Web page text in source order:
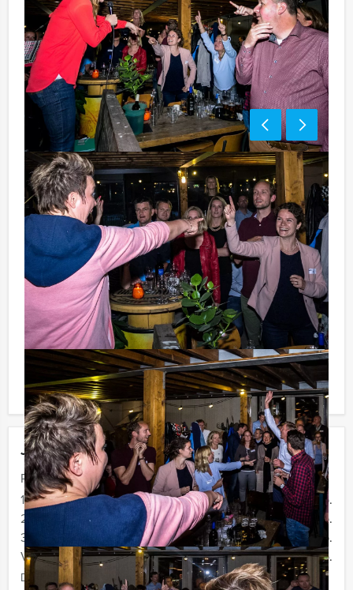
Jouw uitje
Prijs :
12 - 19 personen
€ 62,50 p.p.
20 - 29 personen
€ 59,50 p.p.
30 - 39 personen
€ 56,50 p.p.
Vanaf 40 personen
€ 54,50 p.p.
De prijzen zijn exclusief BTW
Tip:
Niet telkens uw knip hoeven trekken om uw drankje af
te rekenen? Voor € 13,50 per persoon per uur (excl.
BTW) kunt u gebruikmaken van het drankarrangement,
waarbij u onbeperkt kunt genieten van bier, fris,
huiswijn, koffie en thee. En... zo komt u ook achteraf
niet voor verrassingen te staan!
Reservering voor kleinere groepen:
Komt u niet aan het minimale aantal deelnemers? Als u
bereid bent voor het minimale aantal te betalen, kunt u
ook gewoon voor minder personen boeken!